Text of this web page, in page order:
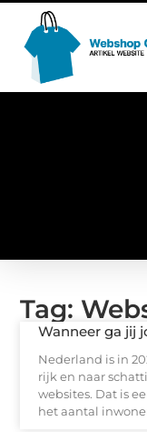
Tag:
Wanneer ga jij
Nederland is in
rijk en naar
websites. Dat is
het aantal